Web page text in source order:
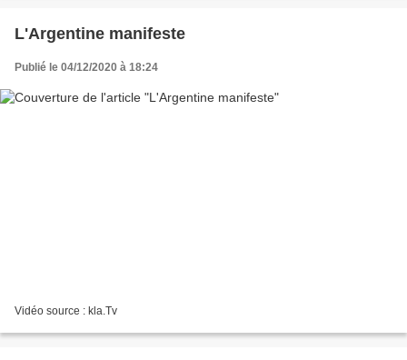
L'Argentine manifeste
Publié le 04/12/2020 à 18:24
Vidéo source : kla.Tv